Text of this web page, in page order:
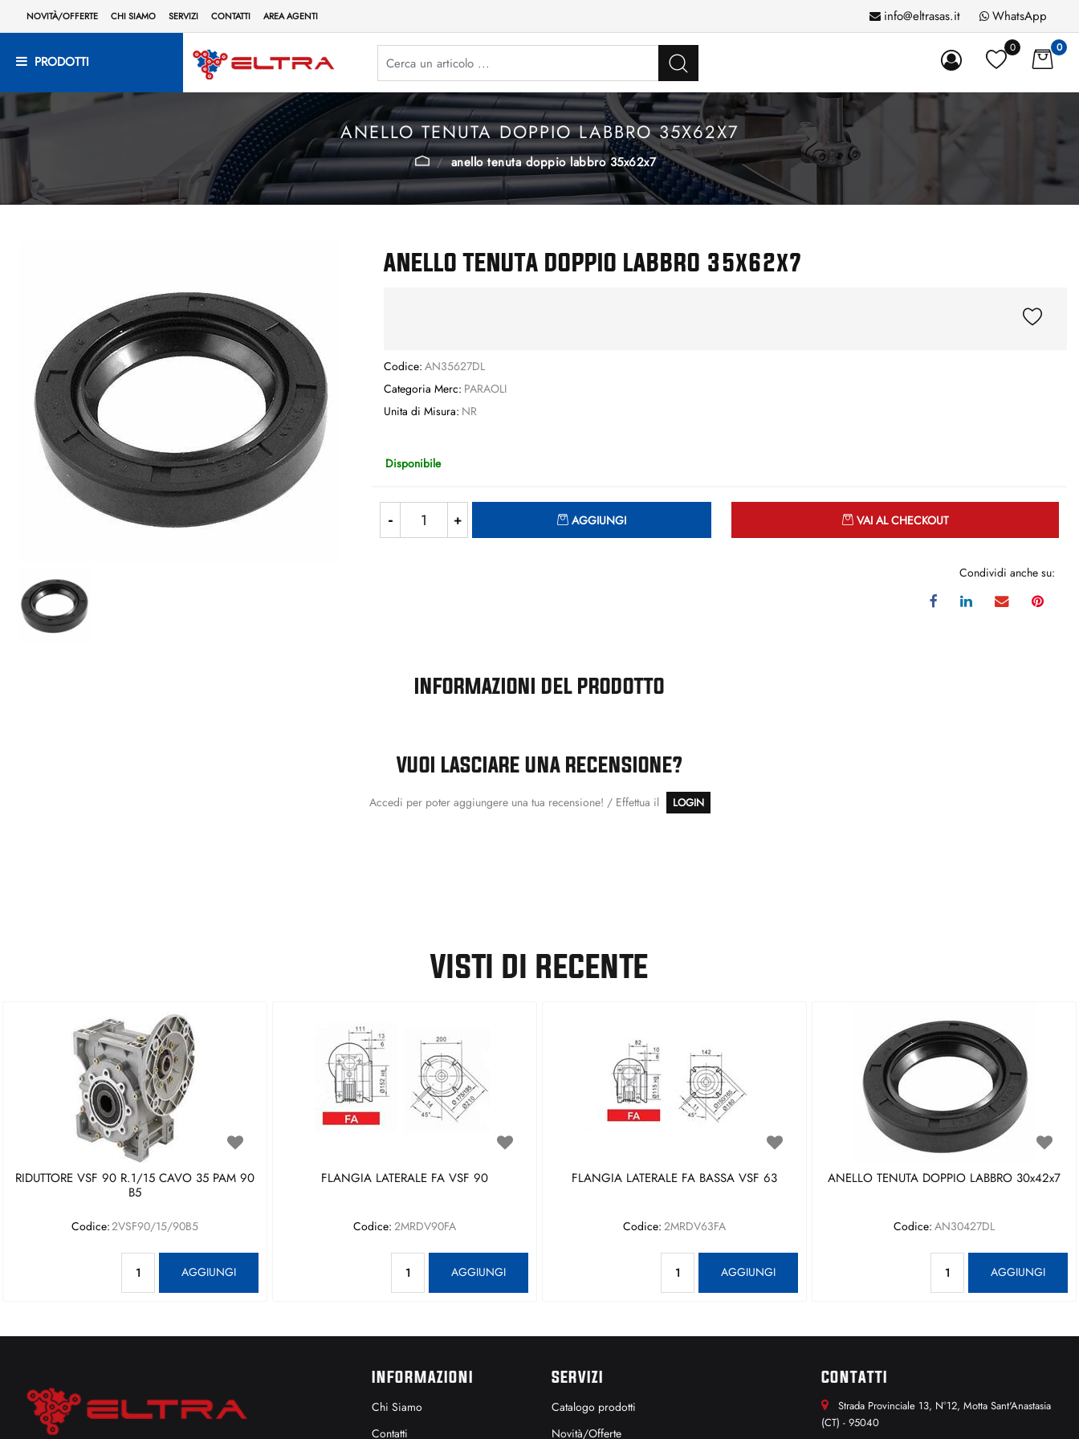
NOVITÀ/OFFERTE CHI SIAMO SERVIZI CONTATTI AREA AGENTI info@eltrasas.it WhatsApp
PRODOTTI
0 0
ANELLO TENUTA DOPPIO LABBRO 35X62X7
anello tenuta doppio labbro 35x62x7
ANELLO TENUTA DOPPIO LABBRO 35x62x7
Codice: AN35627DL
Categoria Merc: PARAOLI
Unita di Misura: NR
Disponibile
AGGIUNGI VAI AL CHECKOUT
Condividi anche su:
INFORMAZIONI DEL PRODOTTO
VUOI LASCIARE UNA RECENSIONE?
Accedi per poter aggiungere una tua recensione! / Effettua il LOGIN
VISTI DI RECENTE
RIDUTTORE VSF 90 R.1/15 CAVO 35 PAM 90
B5
Codice:2VSF90/15/90B5
AGGIUNGI
FLANGIA LATERALE FA VSF 90
Codice: 2MRDV90FA
AGGIUNGI
FLANGIA LATERALE FA BASSA VSF 63
Codice: 2MRDV63FA
AGGIUNGI
ANELLO TENUTA DOPPIO LABBRO 30x42x7
Codice: AN30427DL
AGGIUNGI
INFORMAZIONI
Chi Siamo
Contatti
SERVIZI
Catalogo prodotti
Novità/Offerte
CONTATTI
Strada Provinciale 13, N°12, Motta Sant'Anastasia
(CT) - 95040